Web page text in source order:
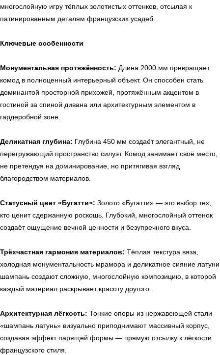
многослойную игру тёплых золотистых оттенков, отсылая к
патинированным деталям французских усадеб.
Ключевые особенности
Монументальная протяжённость: Длина 2000 мм превращает
комод в полноценный интерьерный объект. Он способен стать
доминантой просторной прихожей, протяжённым акцентом в
гостиной за спиной дивана или архитектурным элементом в
гардеробной зоне.
Деликатная глубина: Глубина 450 мм создаёт элегантный, не
перегружающий пространство силуэт. Комод занимает своё место,
не претендуя на доминирование, но притягивая взгляд
благородством материалов.
Статусный цвет «Бугатти»: Золото «Бугатти» — это выбор тех,
кто ценит сдержанную роскошь. Глубокий, многослойный оттенок
создаёт ощущение вечной ценности и безупречного вкуса.
Трёхчастная гармония материалов: Тёплая текстура вяза,
холодная монументальность мрамора и деликатное сияние латуни
шампань создают сложную, многослойную композицию, в которой
каждый материал раскрывает красоту другого.
Архитектурная лёгкость: Тонкие опоры из нержавеющей стали
«шампань латунь» визуально приподнимают массивный корпус,
создавая эффект парящей формы — прямую отсылку к лёгкости
французского стиля.